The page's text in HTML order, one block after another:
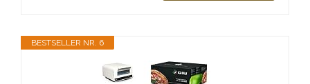
BESTSELLER NR. 6